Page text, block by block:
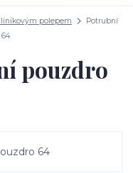
polepem
Potrubní
pouzdro